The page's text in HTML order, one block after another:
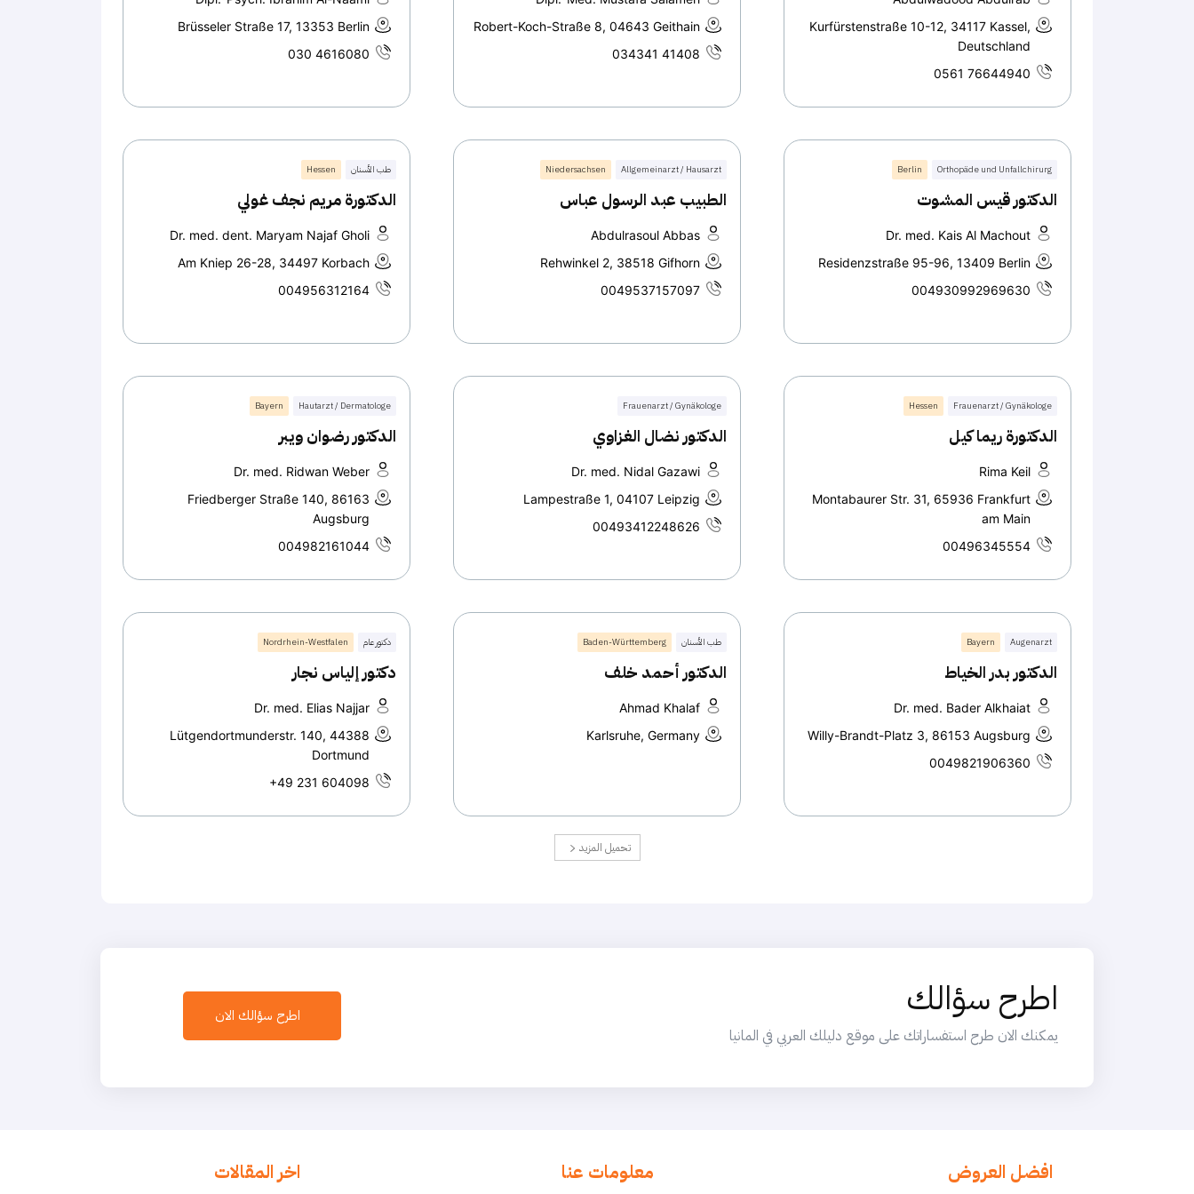
Kurfürstenstraße 10-12, 34117 Kassel,
Deutschland
0561 76644940
Robert-Koch-Straße 8, 04643 Geithain
034341 41408
Brüsseler Straße 17, 13353 Berlin
030 4616080
Orthopäde und Unfallchirurg
Berlin
الدكتور قيس المشوت
Dr. med. Kais Al Machout
Residenzstraße 95-96, 13409 Berlin
004930992969630
Allgemeinarzt / Hausarzt
Niedersachsen
الطبيب عبد الرسول عباس
Abdulrasoul Abbas
Rehwinkel 2, 38518 Gifhorn
0049537157097
طب الأسنان Hessen
الدكتورة مريم نجف غولي
Dr. med. dent. Maryam Najaf Gholi
Am Kniep 26-28, 34497 Korbach
004956312164
Frauenarzt / Gynäkologe
Hessen
الدكتورة ريما كيل
Rima Keil
Montabaurer Str. 31, 65936 Frankfurt
am Main
00496345554
Frauenarzt / Gynäkologe
الدكتور نضال الغزاوي
Dr. med. Nidal Gazawi
Lampestraße 1, 04107 Leipzig
00493412248626
Hautarzt / Dermatologe
Bayern
الدكتور رضوان ويبر
Dr. med. Ridwan Weber
Friedberger Straße 140, 86163
Augsburg
004982161044
Augenarzt
Bayern
الدكتور بدر الخياط
Dr. med. Bader Alkhaiat
Willy-Brandt-Platz 3, 86153 Augsburg
0049821906360
طب الأسنان Baden-Württemberg
الدكتور أحمد خلف
Ahmad Khalaf
Karlsruhe, Germany
دكتور عام Nordrhein-Westfalen
دكتور إلياس نجار
Dr. med. Elias Najjar
Lütgendortmunderstr. 140, 44388
Dortmund
+49 231 604098
تحميل المزيد
اطرح سؤالك
يمكنك الان طرح استفساراتك على موقع دليلك العربي في المانيا
اطرح سؤالك الان
اخر المقالات معلومات عنا افضل العروض